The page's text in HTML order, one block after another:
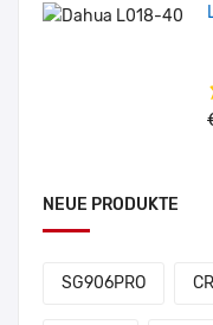
NEUE PRODUKTE
SG906PRO